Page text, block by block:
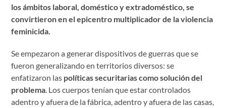
los ámbitos laboral, doméstico y extradoméstico, se
convirtieron en el epicentro multiplicador de la violencia
feminicida.
Se empezaron a generar dispositivos de guerras que se
fueron generalizando en territorios diversos: se
enfatizaron las políticas securitarias como solución del
problema . Los cuerpos tenían que estar controlados
adentro y afuera de la fábrica, adentro y afuera de las casas,